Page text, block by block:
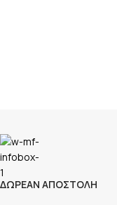
ΔΩΡΕΑΝ ΑΠΟΣΤΟΛΗ